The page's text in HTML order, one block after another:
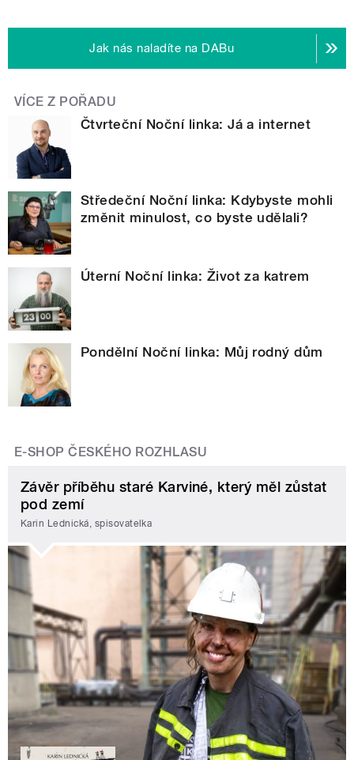
Jak nás naladíte na DABu
VÍCE Z POŘADU
Čtvrteční Noční linka: Já a internet
Středeční Noční linka: Kdybyste mohli
změnit minulost, co byste udělali?
Úterní Noční linka: Život za katrem
Pondělní Noční linka: Můj rodný dům
E-SHOP ČESKÉHO ROZHLASU
Závěr příběhu staré Karviné, který měl zůstat
pod zemí
Karin Lednická, spisovatelka